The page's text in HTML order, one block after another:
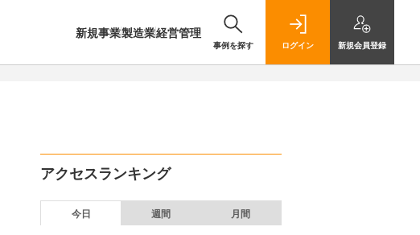
新規事業製造業経営管理
事例を探す ログイン 新規会員登録
アクセスランキング
今日 週間 月間